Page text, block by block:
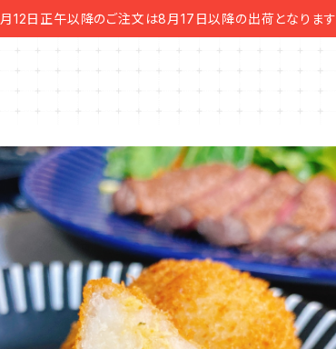
12日正午以降のご注文は8月17日以降の出荷となります